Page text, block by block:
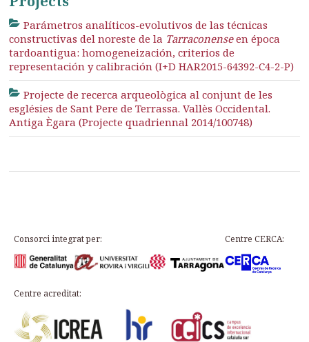
Parámetros analíticos-evolutivos de las técnicas
constructivas del noreste de la Tarraconenseen época
tardoantigua: homogeneización, criterios de
representación y calibración (I+D HAR2015-64392-C4-2-P)
Projecte de recerca arqueològica al conjunt de les
esglésies de Sant Pere de Terrassa. Vallès Occidental.
Antiga Ègara (Projecte quadriennal 2014/100748)
Consorci integrat per: Centre CERCA:
Centre acreditat: